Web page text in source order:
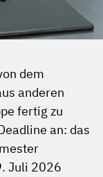
dem
anderen
fertig zu
an: das
Juli 2026